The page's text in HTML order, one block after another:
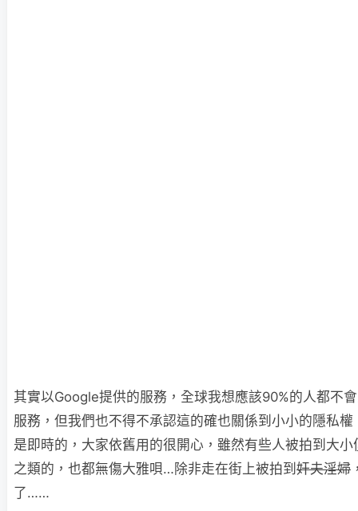
其實以Google提供的服務，全球我想應該90%的人都不
服務，但我們也不得不承認這的確也關係到小小的隱私
是即時的，大家依舊用的很開心，雖然有些人被拍到大
之類的，也都無傷大雅唄…除非走在街上被拍到 奸夫淫婦
了……